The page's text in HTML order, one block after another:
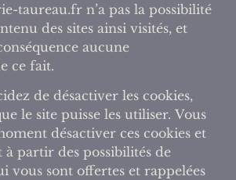
taureau.fr n’a pas la possibilité
des sites ainsi visités, et
aucune
ce fait.
de désactiver les cookies,
le site puisse les utiliser. Vous
désactiver ces cookies et
partir des possibilités de
vous sont offertes et rappelées